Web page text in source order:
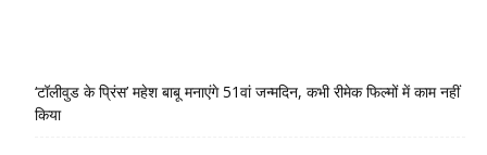
‘टॉलीवुड के प्रिंस’ महेश बाबू मनाएंगे 51वां जन्मदिन, कभी रीमेक फिल्मों में काम नहीं
किया